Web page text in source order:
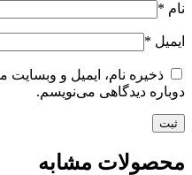
نام *
ایمیل *
ذخیره نام، ایمیل و
دوباره دیدگاهی می‌نویسم.
محصولات مشابه